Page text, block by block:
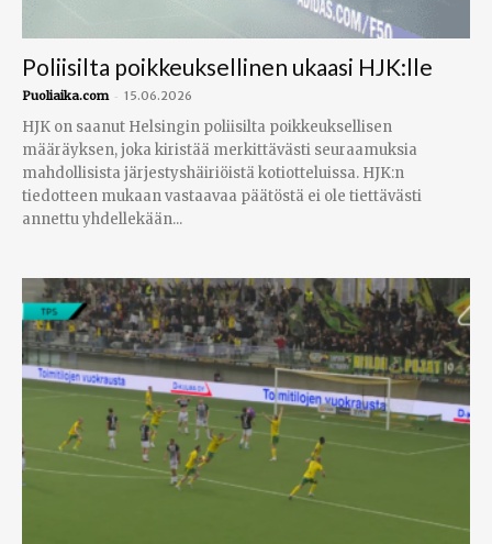
Poliisilta poikkeuksellinen ukaasi HJK:lle
Puoliaika.com - 15.06.2026
HJK on saanut Helsingin poliisilta poikkeuksellisen
määräyksen, joka kiristää merkittävästi seuraamuksia
mahdollisista järjestyshäiriöistä kotiotteluissa. HJK:n
tiedotteen mukaan vastaavaa päätöstä ei ole tiettävästi
annettu yhdellekään...